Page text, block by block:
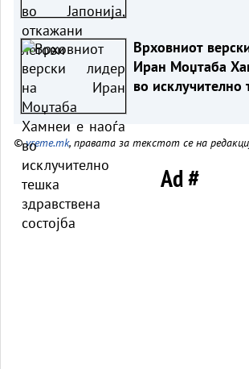
Врховниот
Иран Моџтаба
во исклучително
©vreme.mk, правата за текстот се на
Ad #